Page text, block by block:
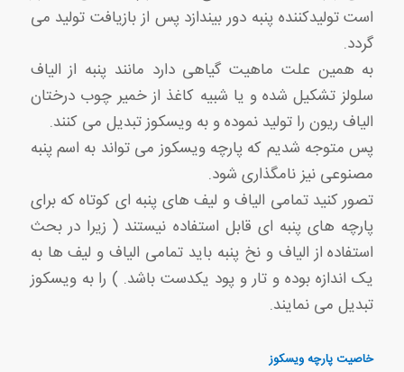
است تولیدکننده پنبه دور بیندازد پس از بازیافت تولید می
گردد.
به همین علت ماهیت گیاهی دارد مانند پنبه از الیاف
سلولز تشکیل شده و یا شبیه کاغذ از خمیر چوب درختان
الیاف ریون را تولید نموده و به ویسکوز تبدیل می کنند.
پس متوجه شدیم که پارچه ویسکوز می تواند به اسم پنبه
مصنوعی نیز نامگذاری شود.
تصور کنید تمامی الیاف و لیف های پنبه ای کوتاه که برای
پارچه های پنبه ای قابل استفاده نیستند ( زیرا در بحث
استفاده از الیاف و نخ پنبه باید تمامی الیاف و لیف ها به
یک اندازه بوده و تار و پود یکدست باشد. ) را به ویسکوز
تبدیل می نمایند.
خاصیت پارچه ویسکوز